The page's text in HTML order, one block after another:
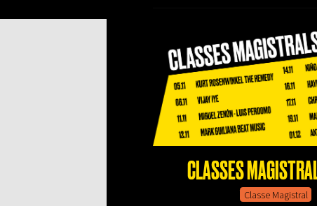
CLASSES
Classe Magistral